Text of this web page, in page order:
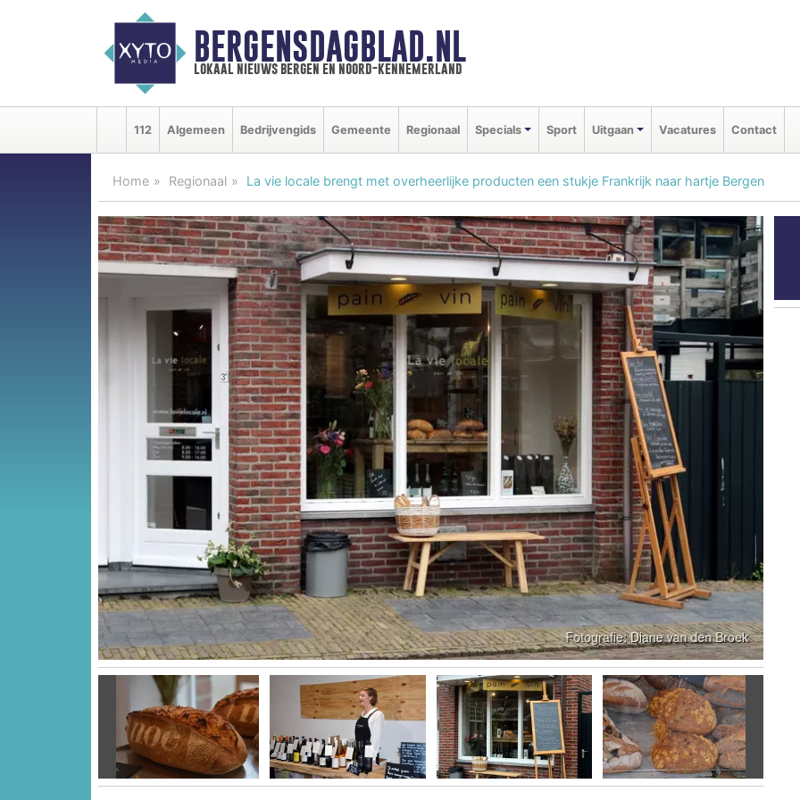
BERGENSDAGBLAD.NL
lokaal nieuws bergen en noord-kennemerland
112 Algemeen Bedrijvengids Gemeente Regionaal Specials Sport Uitgaan Vacatures Contact
Home Regionaal La vie locale brengt met overheerlijke producten een stukje Frankrijk naar hartje Bergen
Vorige